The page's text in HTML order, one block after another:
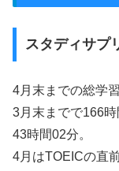
スタディサプ
4月末までの総学
3月末までで166
43時間02分。
4月はTOEICの直